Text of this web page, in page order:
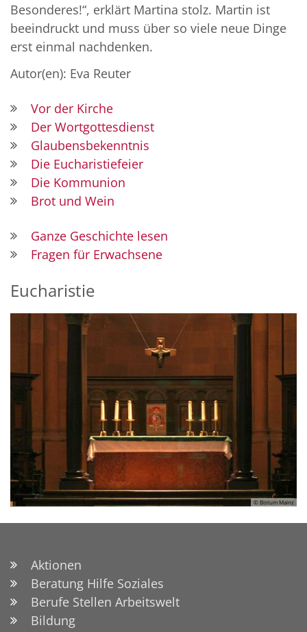
Besonderes!“, erklärt Martina stolz. Martin ist
beeindruckt und muss über so viele neue Dinge
erst einmal nachdenken.
Autor(en): Eva Reuter
Vor der Kirche
Der Wortgottesdienst
Glaubensbekenntnis
Die Eucharistiefeier
Die Kommunion
Brot und Wein
Ganze Geschichte lesen
Fragen für Erwachsene
Eucharistie
© Bistum Mainz
Aktionen
Beratung Hilfe Soziales
Berufe Stellen Arbeitswelt
Bildung